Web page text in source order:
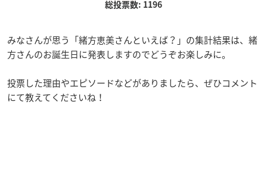
総投票数: 1196
みなさんが思う「緒方恵美さんといえば？」の集計結果は、緒
方さんのお誕生日に発表しますのでどうぞお楽しみに。
投票した理由やエピソードなどがありましたら、ぜひコメント
にて教えてくださいね！